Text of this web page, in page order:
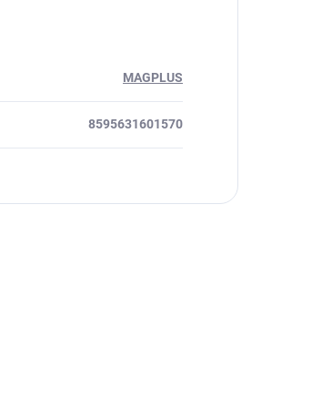
MAGPLUS
8595631601570